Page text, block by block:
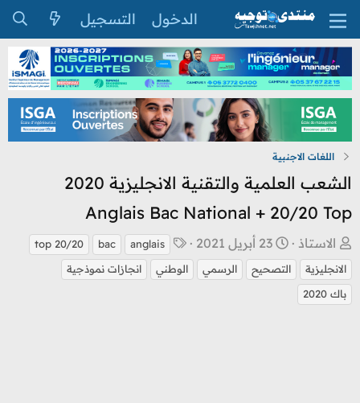
الدخول التسجيل
اللغات الاجنبية
الشعب العلمية والتقنية الانجليزية 2020
Anglais Bac National + 20/20 Top
ب
ا
د
ئ
الاستاذ
ت
ا
23 أبريل 2021
ل
anglais
bac
top 20/20
الانجليزية
التصحيح الرسمي الوطني
انجازات نموذجية
باك 2020